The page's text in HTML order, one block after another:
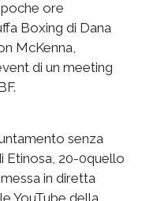
ore
Boxing di Dana
McKenna,
di un meeting
senza
Etinosa, 20-0quello
in diretta
YouTube della